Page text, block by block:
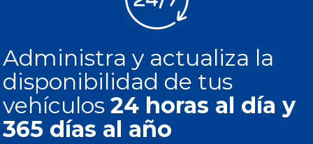
Administra y actualiza la
disponibilidad de tus
vehículos24 horas al día y
365 días al año